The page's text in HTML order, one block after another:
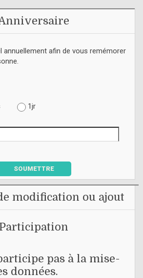
annuellement afin de vous remémorer
1jr
SOUMETTRE
modification ou ajout
Participation
pas à la mise-
données.